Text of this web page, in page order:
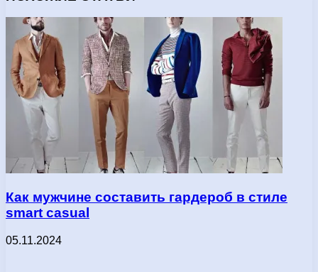
Как мужчине составить гардероб в стиле
smart casual
05.11.2024